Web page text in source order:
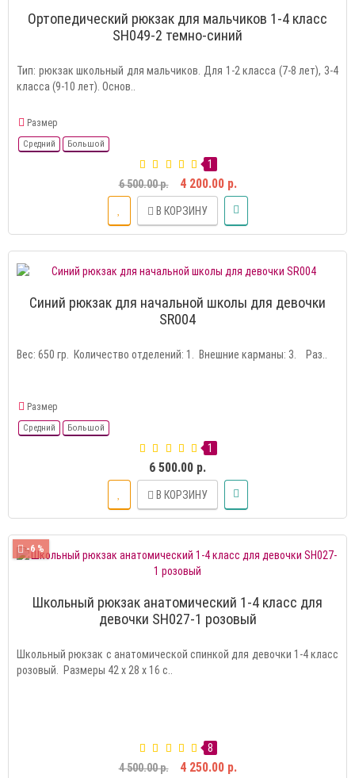
Ортопедический рюкзак для мальчиков 1-4 класс
SH049-2 темно-синий
Тип: рюкзак школьный для мальчиков. Для 1-2 класса (7-8 лет), 3-4
класса (9-10 лет). Основ..
Размер
Средний Большой
1
6 500.00 р.
4 200.00 р.
В КОРЗИНУ
Синий рюкзак для начальной школы для девочки
SR004
Вес: 650 гр. Количество отделений: 1. Внешние карманы: 3. Раз..
Размер
Средний Большой
1
6 500.00 р.
В КОРЗИНУ
-6 %
Школьный рюкзак анатомический 1-4 класс для
девочки SH027-1 розовый
Школьный рюкзак с анатомической спинкой для девочки 1-4 класс
розовый. Размеры 42 х 28 х 16 с..
8
4 500.00 р.
4 250.00 р.